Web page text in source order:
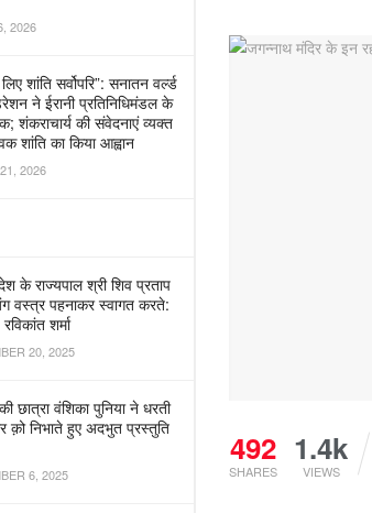
2026
शांति सर्वोपरि”: सनातन वर्ल्ड
ने ईरानी प्रतिनिधिमंडल के
शंकराचार्य की संवेदनाएं व्यक्त
शांति का किया आह्वान
2026
के राज्यपाल श्री शिव प्रताप
वस्त्र पहनाकर स्वागत करते:
शर्मा
20, 2025
छात्रा वंशिका पुनिया ने धरती
क़ो निभाते हुए अदभुत प्रस्तुति
6, 2025
492
SHARES
1.4k
VIEWS